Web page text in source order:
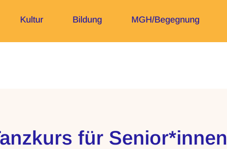
Kultur Bildung MGH/Begegnung
für Senior*innen